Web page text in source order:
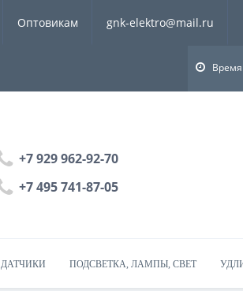
Оптовикам gnk-elektro@mail.ru
+7 929 962-92-70
+7 495 741-87-05
ДАТЧИКИ ПОДСВЕТКА, ЛАМПЫ, СВЕТ